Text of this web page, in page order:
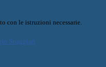
con le istruzioni necessarie.
Spaggiari